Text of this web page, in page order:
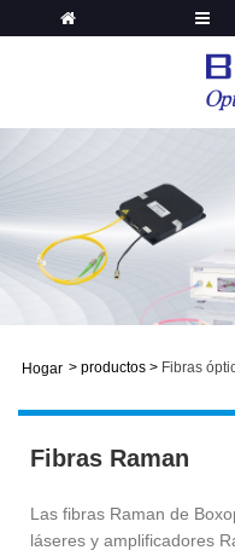
Hogar > productos > Fibras
Fibras Raman
Las fibras Raman de
láseres y amplificadores